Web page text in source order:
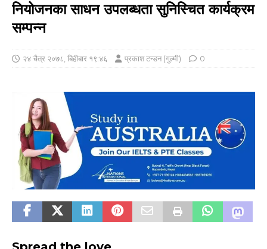
नियोजनका साधन उपलब्धता सुनिस्चित कार्यक्रम
सम्पन्न
२४ चैत्र २०७८, बिहीबार १९:४६ प्रकाश टन्डन (गुल्मी) 0